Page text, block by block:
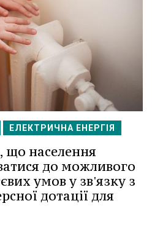
ЕЛЕКТРИЧНА ЕНЕРГІЯ
що населення
до можливого
умов у зв'язку з
дотації для